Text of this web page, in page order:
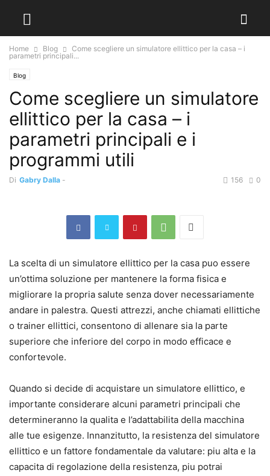
Home Blog
Come scegliere un simulatore ellittico per la casa – i
parametri principali...
Blog
Come scegliere un simulatore
ellittico per la casa – i
parametri principali e i
programmi utili
Di Gabry Dalla - 0
156
La scelta di un simulatore ellittico per la casa puo essere
un’ottima soluzione per mantenere la forma fisica e
migliorare la propria salute senza dover necessariamente
andare in palestra. Questi attrezzi, anche chiamati ellittiche
o trainer ellittici, consentono di allenare sia la parte
superiore che inferiore del corpo in modo efficace e
confortevole.
Quando si decide di acquistare un simulatore ellittico, e
importante considerare alcuni parametri principali che
determineranno la qualita e l’adattabilita della macchina
alle tue esigenze. Innanzitutto, la resistenza del simulatore
ellittico e un fattore fondamentale da valutare: piu alta e la
capacita di regolazione della resistenza, piu potrai